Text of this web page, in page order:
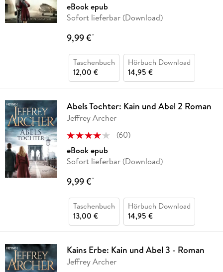
eBook epub
Sofort lieferbar (Download)
9,99 €*
Taschenbuch
12,00 €
Hörbuch Download
14,95 €
Abels Tochter: Kain und Abel 2 Roman
Jeffrey Archer
(60)
eBook epub
Sofort lieferbar (Download)
9,99 €*
Taschenbuch
13,00 €
Hörbuch Download
14,95 €
Kains Erbe: Kain und Abel 3 - Roman
Jeffrey Archer